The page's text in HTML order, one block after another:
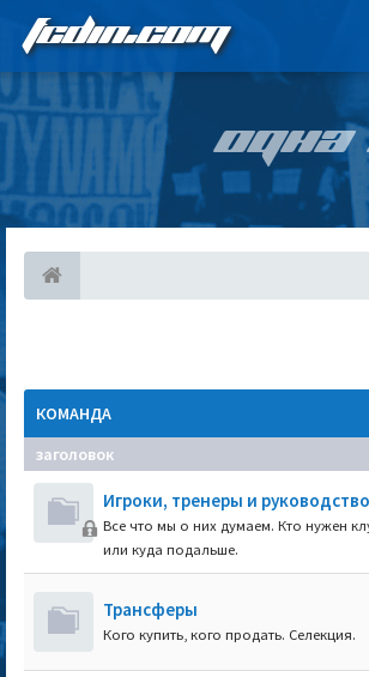
FCDIN.COM
ОДНА
КОМАНДА
заголовок
Игроки, тренеры и руководство
Все что мы о них думаем. Кто нужен
или куда подальше.
Трансферы
Кого купить, кого продать. Селекция.